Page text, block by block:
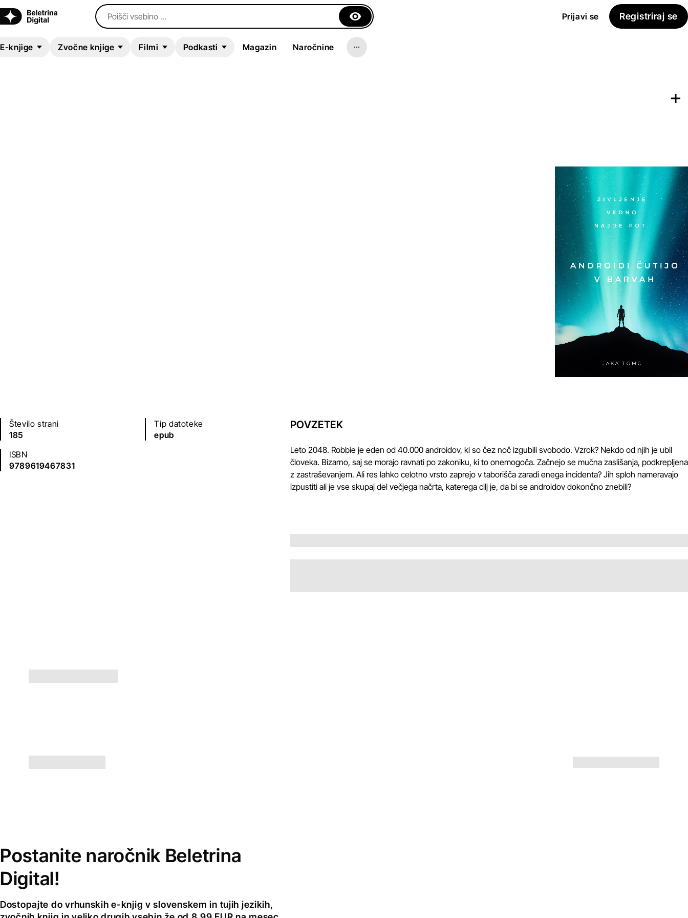
Poišči vsebino ... Prijavi se Registriraj se
E-knjige Zvočne knjige Filmi Podkasti Magazin Naročnine
Število strani
185
Tip datoteke
epub
ISBN
9789619467831
POVZETEK
Leto 2048. Robbie je eden od 40.000 androidov, ki so čez noč izgubili svobodo. Vzrok? Nekdo od njih je ubil
človeka. Bizarno, saj se morajo ravnati po zakoniku, ki to onemogoča. Začnejo se mučna zaslišanja, podkrepljena
z zastraševanjem. Ali res lahko celotno vrsto zaprejo v taborišča zaradi enega incidenta? Jih sploh nameravajo
izpustiti ali je vse skupaj del večjega načrta, katerega cilj je, da bi se androidov dokončno znebili?
Postanite naročnik Beletrina
Digital!
Dostopajte do vrhunskih e-knjig v slovenskem in tujih jezikih,